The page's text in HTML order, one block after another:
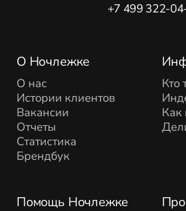
О Ночлежке
О нас
Истории клиентов
Вакансии
Отчеты
Статистика
Брендбук
Помощь Ночлежке
Кто
Как
+7 499 322-